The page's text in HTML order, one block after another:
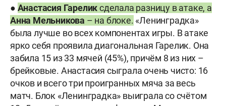
● Анастасия Гареликсделала разницу в атаке, а
Анна Мельникова – на блоке. «Ленинградка»
была лучше во всех компонентах игры. В атаке
ярко себя проявила диагональная Гарелик. Она
забила 15 из 33 мячей (45%), причём 8 из них –
брейковые. Анастасия сыграла очень чисто: 16
очков и всего три проигранных мяча за весь
матч. Блок «Ленинградка» выиграла со счётом